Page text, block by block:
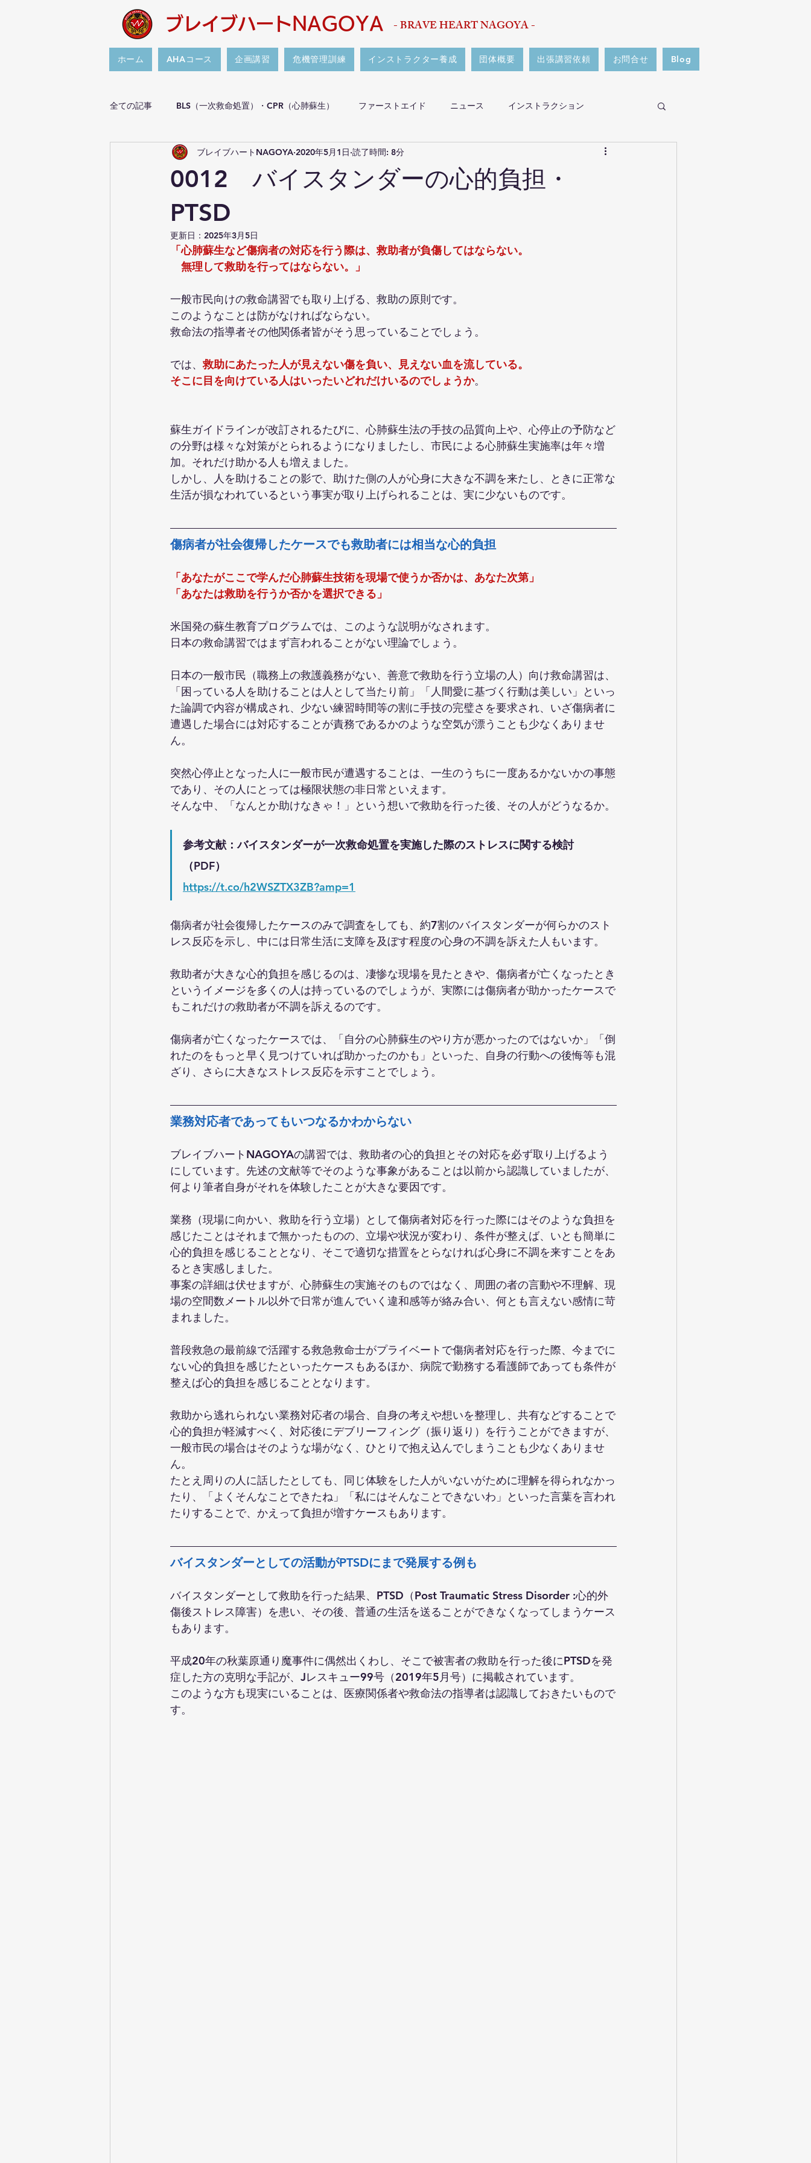
ブレイブハートNAGOYA - BRAVE HEART NAGOYA -
ホーム AHAコース 企画講習 危機管理訓練 インストラクター養成 団体概要 出張講習依頼 お問合せ Blog
全ての記事 BLS（一次救命処置）・CPR（心肺蘇生） ファーストエイド ニュース インストラクション
傷病者対応の義務がある非医療従事者 講習・イベント その他
ナゴヤ防災サミット Plus1
0012 バイスタンダーの心的負担・
PTSD
ブレイブハートNAGOYA 2020年5月1日 読了時間: 8分
更新日： 2025年3月5日
「心肺蘇生など傷病者の対応を行う際は、救助者が負傷してはならない。
無理して救助を行ってはならない。」
一般市民向けの救命講習でも取り上げる、救助の原則です。
このようなことは防がなければならない。
救命法の指導者その他関係者皆がそう思っていることでしょう。
では、救助にあたった人が見えない傷を負い、見えない血を流している。
そこに目を向けている人はいったいどれだけいるのでしょうか。
蘇生ガイドラインが改訂されるたびに、心肺蘇生法の手技の品質向上や、心停止の予防など
の分野は様々な対策がとられるようになりましたし、市民による心肺蘇生実施率は年々増
加。それだけ助かる人も増えました。
しかし、人を助けることの影で、助けた側の人が心身に大きな不調を来たし、ときに正常な
生活が損なわれているという事実が取り上げられることは、実に少ないものです。
傷病者が社会復帰したケースでも救助者には相当な心的負担
「あなたがここで学んだ心肺蘇生技術を現場で使うか否かは、あなた次第」
「あなたは救助を行うか否かを選択できる」
米国発の蘇生教育プログラムでは、このような説明がなされます。
日本の救命講習ではまず言われることがない理論でしょう。
日本の一般市民（職務上の救護義務がない、善意で救助を行う立場の人）向け救命講習は、
「困っている人を助けることは人として当たり前」「人間愛に基づく行動は美しい」といっ
た論調で内容が構成され、少ない練習時間等の割に手技の完璧さを要求され、いざ傷病者に
遭遇した場合には対応することが責務であるかのような空気が漂うことも少なくありませ
ん。
突然心停止となった人に一般市民が遭遇することは、一生のうちに一度あるかないかの事態
であり、その人にとっては極限状態の非日常といえます。
そんな中、「なんとか助けなきゃ！」という想いで救助を行った後、その人がどうなるか。
参考文献：バイスタンダーが一次救命処置を実施した際のストレスに関する検討
（PDF）
https://t.co/h2WSZTX3ZB?amp=1
傷病者が社会復帰したケースのみで調査をしても、約7割のバイスタンダーが何らかのスト
レス反応を示し、中には日常生活に支障を及ぼす程度の心身の不調を訴えた人もいます。
救助者が大きな心的負担を感じるのは、凄惨な現場を見たときや、傷病者が亡くなったとき
というイメージを多くの人は持っているのでしょうが、実際には傷病者が助かったケースで
もこれだけの救助者が不調を訴えるのです。
傷病者が亡くなったケースでは、「自分の心肺蘇生のやり方が悪かったのではないか」「倒
れたのをもっと早く見つけていれば助かったのかも」といった、自身の行動への後悔等も混
ざり、さらに大きなストレス反応を示すことでしょう。
業務対応者であってもいつなるかわからない
ブレイブハートNAGOYAの講習では、救助者の心的負担とその対応を必ず取り上げるよう
にしています。先述の文献等でそのような事象があることは以前から認識していましたが、
何より筆者自身がそれを体験したことが大きな要因です。
業務（現場に向かい、救助を行う立場）として傷病者対応を行った際にはそのような負担を
感じたことはそれまで無かったものの、立場や状況が変わり、条件が整えば、いとも簡単に
心的負担を感じることとなり、そこで適切な措置をとらなければ心身に不調を来すことをあ
るとき実感しました。
事案の詳細は伏せますが、心肺蘇生の実施そのものではなく、周囲の者の言動や不理解、現
場の空間数メートル以外で日常が進んでいく違和感等が絡み合い、何とも言えない感情に苛
まれました。
普段救急の最前線で活躍する救急救命士がプライベートで傷病者対応を行った際、今までに
ない心的負担を感じたといったケースもあるほか、病院で勤務する看護師であっても条件が
整えば心的負担を感じることとなります。
救助から逃れられない業務対応者の場合、自身の考えや想いを整理し、共有などすることで
心的負担が軽減すべく、対応後にデブリーフィング（振り返り）を行うことができますが、
一般市民の場合はそのような場がなく、ひとりで抱え込んでしまうことも少なくありませ
ん。
たとえ周りの人に話したとしても、同じ体験をした人がいないがために理解を得られなかっ
たり、「よくそんなことできたね」「私にはそんなことできないわ」といった言葉を言われ
たりすることで、かえって負担が増すケースもあります。
バイスタンダーとしての活動がPTSDにまで発展する例も
バイスタンダーとして救助を行った結果、PTSD（Post Traumatic Stress Disorder :心的外
傷後ストレス障害）を患い、その後、普通の生活を送ることができなくなってしまうケース
もあります。
平成20年の秋葉原通り魔事件に偶然出くわし、そこで被害者の救助を行った後にPTSDを発
症した方の克明な手記が、Jレスキュー99号（2019年5月号）に掲載されています。
このような方も現実にいることは、医療関係者や救命法の指導者は認識しておきたいもので
す。